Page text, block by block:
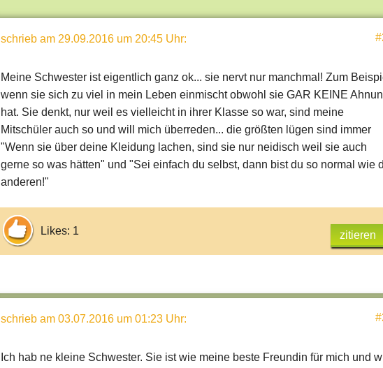
schrieb am 29.09.2016 um 20:45 Uhr:
Meine Schwester ist eigentlich ganz ok... sie nervt nur manchmal! Zum
wenn sie sich zu viel in mein Leben einmischt obwohl sie GAR KEINE
hat. Sie denkt, nur weil es vielleicht in ihrer Klasse so war, sind meine
Mitschüler auch so und will mich überreden... die größten lügen sind immer
"Wenn sie über deine Kleidung lachen, sind sie nur neidisch weil sie auch
gerne so was hätten" und "Sei einfach du selbst, dann bist du so normal wie
anderen!"
Likes: 1 zitieren
schrieb am 03.07.2016 um 01:23 Uhr:
Ich hab ne kleine Schwester. Sie ist wie meine beste Freundin für mich und